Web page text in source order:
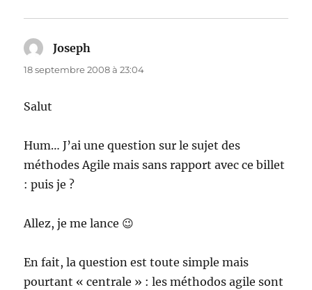
Joseph
18 septembre 2008 à 23:04
Salut
Hum… J’ai une question sur le sujet des
méthodes Agile mais sans rapport avec ce billet
: puis je ?
Allez, je me lance 😉
En fait, la question est toute simple mais
pourtant « centrale » : les méthodos agile sont